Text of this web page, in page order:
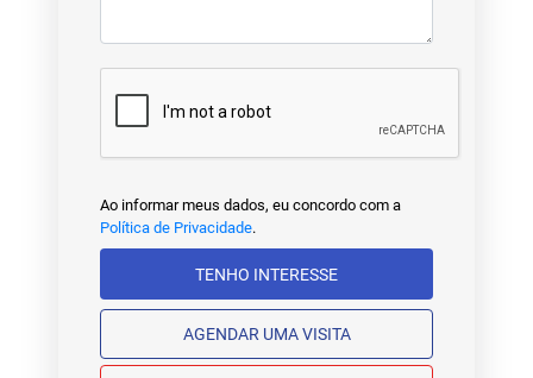
Ao informar meus dados, eu concordo com a
Política de Privacidade.
TENHO INTERESSE
AGENDAR UMA VISITA